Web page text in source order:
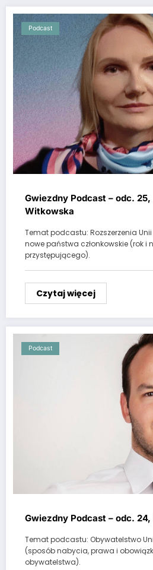
Podcast
Gwiezdny Podcast – odc.
Witkowska
Temat podcastu: Rozszerzenia Unii
nowe państwa członkowskie (rok i
przystępującego).
Czytaj więcej
Podcast
Gwiezdny Podcast – odc. 24,
Temat podcastu: Obywatelstwo
(sposób nabycia, prawa i
obywatelstwa).